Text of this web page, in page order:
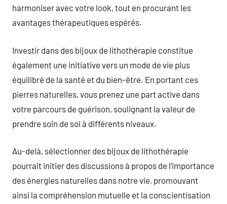
harmoniser avec votre look, tout en procurant les
avantages thérapeutiques espérés.
Investir dans des bijoux de lithothérapie constitue
également une initiative vers un mode de vie plus
équilibré de la santé et du bien-être. En portant ces
pierres naturelles, vous prenez une part active dans
votre parcours de guérison, soulignant la valeur de
prendre soin de soi à différents niveaux.
Au-delà, sélectionner des bijoux de lithothérapie
pourrait initier des discussions à propos de l’importance
des énergies naturelles dans notre vie, promouvant
ainsi la compréhension mutuelle et la conscientisation